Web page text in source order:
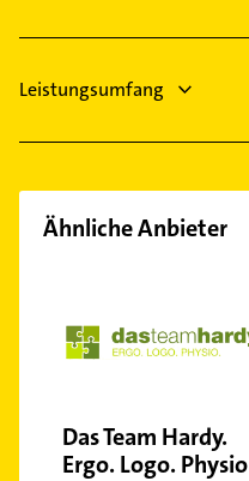
Leistungsumfang
Ähnliche Anbieter
Das Team Hardy.
Ergo. Logo. Physio